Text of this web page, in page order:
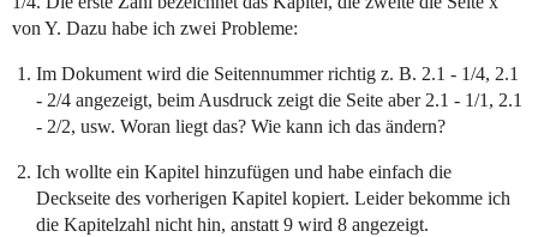
von Y. Dazu habe ich zwei Probleme:
Im Dokument wird die Seitennummer richtig z. B. 2.1 - 1/4, 2.1
- 2/4 angezeigt, beim Ausdruck zeigt die Seite aber 2.1 - 1/1, 2.1
- 2/2, usw. Woran liegt das? Wie kann ich das ändern?
Ich wollte ein Kapitel hinzufügen und habe einfach die
Deckseite des vorherigen Kapitel kopiert. Leider bekomme ich
die Kapitelzahl nicht hin, anstatt 9 wird 8 angezeigt.